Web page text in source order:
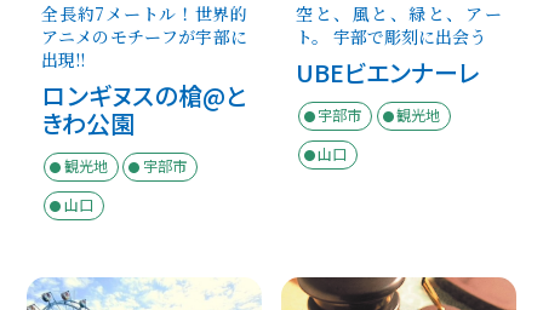
全長約7メートル！世界的
アニメのモチーフが宇部に
出現!!
ロンギヌスの槍@と
きわ公園
観光地
宇部市
山口
空と、風と、緑と、アー
ト。 宇部で彫刻に出会う
UBEビエンナーレ
宇部市
観光地
山口